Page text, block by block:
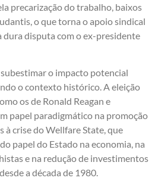
precarização do trabalho, baixos
o que torna o apoio sindical
dura disputa com o ex-presidente
o impacto potencial
o contexto histórico. A eleição
os de Ronald Reagan e
papel paradigmático na promoção
à crise do Wellfare State, que
papel do Estado na economia, na
e na redução de investimentos
a década de 1980.